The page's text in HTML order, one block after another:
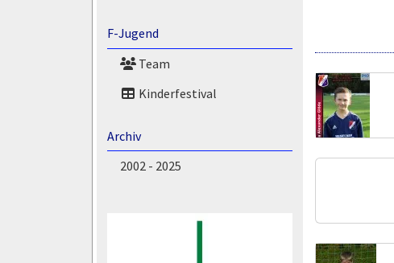
F-Jugend
Team
Kinderfestival
Archiv
2002 - 2025